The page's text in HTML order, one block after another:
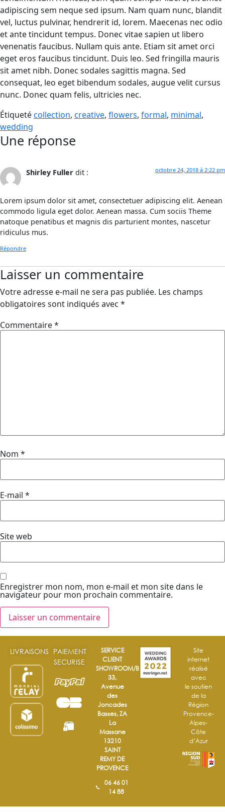
adipiscing sem neque sed ipsum. Nam quam nunc, blandit
vel, luctus pulvinar, hendrerit id, lorem. Maecenas nec odio
et ante tincidunt tempus. Donec vitae sapien ut libero
venenatis faucibus. Nullam quis ante. Etiam sit amet orci
eget eros faucibus tincidunt. Duis leo. Sed fringilla mauris
sit amet nibh. Donec sodales sagittis magna. Sed
consequat, leo eget bibendum sodales, augue velit cursus
nunc. Donec quam felis, ultricies nec.
Étiquetécollection, creative, flowers, formal, minimal,
wedding
Une réponse
Shirley Fuller dit : octobre 24, 2018 à 2:22 pm
Lorem ipsum dolor sit amet, consectetuer adipiscing elit. Aenean
commodo ligula eget dolor. Aenean massa. Cum sociis Theme
natoque penatibus et magnis dis parturient montes, nascetur
ridiculus mus.
Répondre
Laisser un commentaire
Votre adresse e-mail ne sera pas publiée. Les champs
obligatoires sont indiqués avec *
Commentaire*
Nom *
E-mail *
Site web
Enregistrer mon nom, mon e-mail et mon site dans le
navigateur pour mon prochain commentaire.
LIVRAISONS
PAIEMENT
SECURISE
SERVICE
CLIENT
SHOWROOM/BOUTIQUE
33,
Avenue
des
Joncades
Basses, ZA
La
Massane
13210
SAINT
REMY DE
PROVENCE
06 46 01
14 88
Site
internet
réalisé
avec
le soutien
de la
Région
Provence-
Alpes-
Côte
d’Azur